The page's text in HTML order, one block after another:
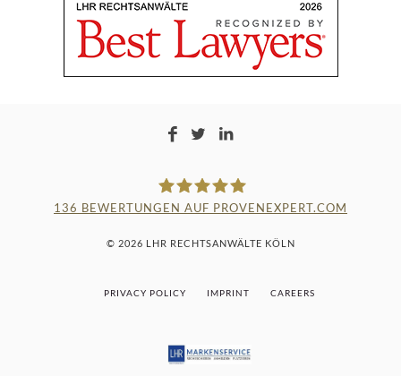
LAMPMANN, HABERKAMM &
136 BEWERTUNGEN AUF PROVENEXPERT.COM
© 2026 LHR RECHTSANWÄLTE KÖLN
PRIVACY POLICY IMPRINT CAREERS